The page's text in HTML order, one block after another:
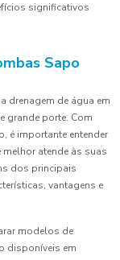
significativos
Sapo
drenagem de água em
grande porte. Com
é importante entender
atende às suas
dos principais
vantagens e
modelos de
disponíveis em